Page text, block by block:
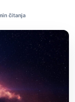
čitanja